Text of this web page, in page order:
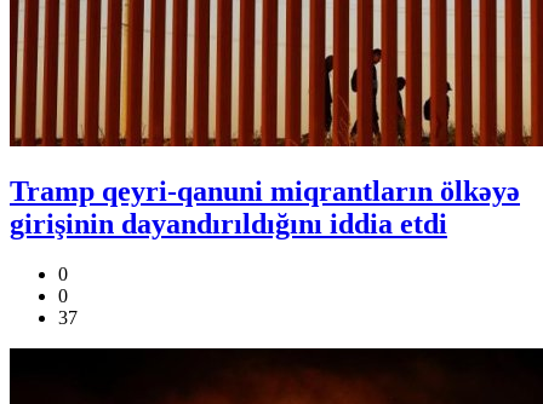
Tramp qeyri-qanuni miqrantların ölkəyə
girişinin dayandırıldığını iddia etdi
0
0
37